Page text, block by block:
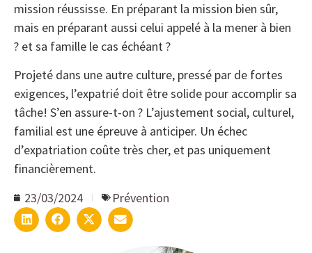
mission réussisse. En préparant la mission bien sûr,
mais en préparant aussi celui appelé à la mener à bien
? et sa famille le cas échéant ?
Projeté dans une autre culture, pressé par de fortes
exigences, l’expatrié doit être solide pour accomplir sa
tâche! S’en assure-t-on ? L’ajustement social, culturel,
familial est une épreuve à anticiper. Un échec
d’expatriation coûte très cher, et pas uniquement
financièrement.
23/03/2024
Prévention